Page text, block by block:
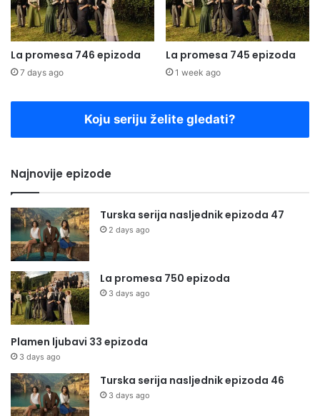
La promesa 746 epizoda
7 days ago
La promesa 745 epizoda
1 week ago
Koju seriju želite gledati?
Najnovije epizode
Turska serija nasljednik epizoda 47
2 days ago
La promesa 750 epizoda
3 days ago
Plamen ljubavi 33 epizoda
3 days ago
Turska serija nasljednik epizoda 46
3 days ago